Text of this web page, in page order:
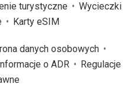
turystyczne
Wycieczki
Karty eSIM
danych osobowych
o ADR
Regulacje